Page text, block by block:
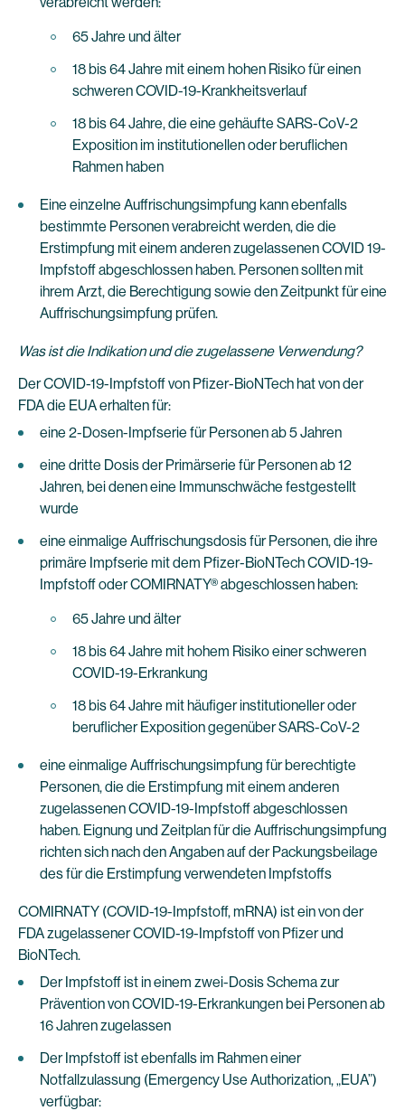
65 Jahre und älter
18 bis 64 Jahre mit einem hohen Risiko für einen
schweren COVID-19-Krankheitsverlauf
18 bis 64 Jahre, die eine gehäufte SARS-CoV-2
Exposition im institutionellen oder beruflichen
Rahmen haben
Eine einzelne Auffrischungsimpfung kann ebenfalls
bestimmte Personen verabreicht werden, die die
Erstimpfung mit einem anderen zugelassenen COVID 19-
Impfstoff abgeschlossen haben. Personen sollten mit
ihrem Arzt, die Berechtigung sowie den Zeitpunkt für eine
Auffrischungsimpfung prüfen.
Was ist die Indikation und die zugelassene Verwendung?
Der COVID-19-Impfstoff von Pfizer-BioNTech hat von der
FDA die EUA erhalten für:
eine 2-Dosen-Impfserie für Personen ab 5 Jahren
eine dritte Dosis der Primärserie für Personen ab 12
Jahren, bei denen eine Immunschwäche festgestellt
wurde
eine einmalige Auffrischungsdosis für Personen, die ihre
primäre Impfserie mit dem Pfizer-BioNTech COVID-19-
Impfstoff oder COMIRNATY® abgeschlossen haben:
65 Jahre und älter
18 bis 64 Jahre mit hohem Risiko einer schweren
COVID-19-Erkrankung
18 bis 64 Jahre mit häufiger institutioneller oder
beruflicher Exposition gegenüber SARS-CoV-2
eine einmalige Auffrischungsimpfung für berechtigte
Personen, die die Erstimpfung mit einem anderen
zugelassenen COVID-19-Impfstoff abgeschlossen
haben. Eignung und Zeitplan für die Auffrischungsimpfung
richten sich nach den Angaben auf der Packungsbeilage
des für die Erstimpfung verwendeten Impfstoffs
COMIRNATY (COVID-19-Impfstoff, mRNA) ist ein von der
FDA zugelassener COVID-19-Impfstoff von Pfizer und
BioNTech.
Der Impfstoff ist in einem zwei-Dosis Schema zur
Prävention von COVID-19-Erkrankungen bei Personen ab
16 Jahren zugelassen
Der Impfstoff ist ebenfalls im Rahmen einer
Notfallzulassung (Emergency Use Authorization, „EUA”)
verfügbar: